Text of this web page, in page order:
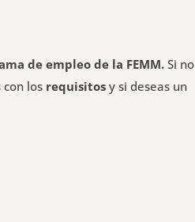
de empleo de la FEMM. Si no
los requisitos y si deseas un